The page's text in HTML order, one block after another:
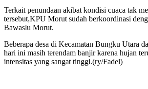
Terkait penundaan akibat kondisi cuaca tak
tersebut,KPU Morut sudah berkoordinasi
Bawaslu Morut.
Beberapa desa di Kecamatan Bungku Utara
hari ini masih terendam banjir karena hujan
intensitas yang sangat tinggi.(ry/Fadel)